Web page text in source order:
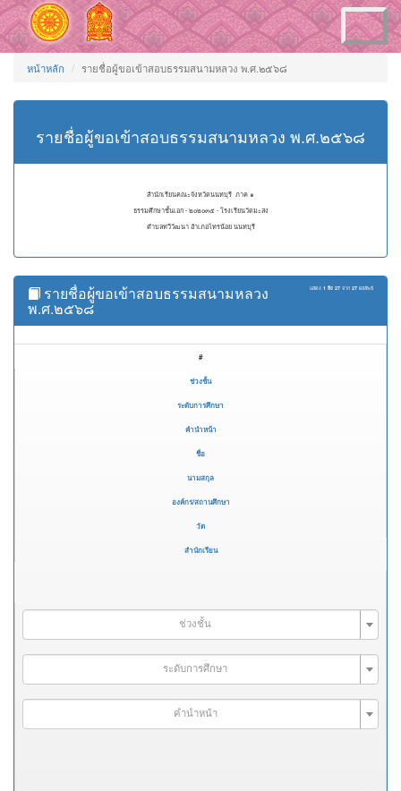
Toggle
navigation
หน้าหลัก รายชื่อผู้ขอเข้าสอบธรรมสนามหลวง พ.ศ.๒๕๖๘
รายชื่อผู้ขอเข้าสอบธรรมสนามหลวง พ.ศ.๒๕๖๘
สำนักเรียนคณะจังหวัดนนทบุรี ภาค ๑
ธรรมศึกษาชั้นเอก - ๒๐๒๐๓๕ - โรงเรียนวัดมะสง
ตำบลทวีวัฒนา อำเภอไทรน้อย นนทบุรี
แสดง 1 ถึง 27 จาก 27 ผลลัพธ์
รายชื่อผู้ขอเข้าสอบธรรมสนามหลวง
พ.ศ.๒๕๖๘
#
ช่วงชั้น
ระดับการศึกษา
คำนำหน้า
ชื่อ
นามสกุล
องค์กร/สถานศึกษา
วัด
สำนักเรียน
ช่วงชั้น
ระดับการศึกษา
คำนำหน้า